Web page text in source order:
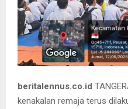
beritalennus.co.id
kenakalan remaja terus